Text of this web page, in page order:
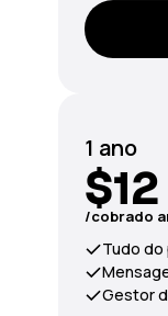
1 ano
$12
/сobrado
Tudo do
Gestor